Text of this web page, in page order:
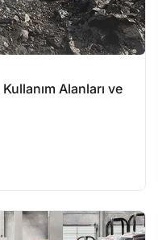
Alanları ve